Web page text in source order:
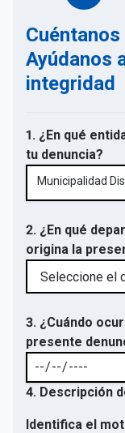
Ayúdanos
integridad
1. ¿En qué
tu denuncia?
Municipalidad
2. ¿En qué
origina la
3. ¿Cuándo
presente
4. Descripción
Identifica el